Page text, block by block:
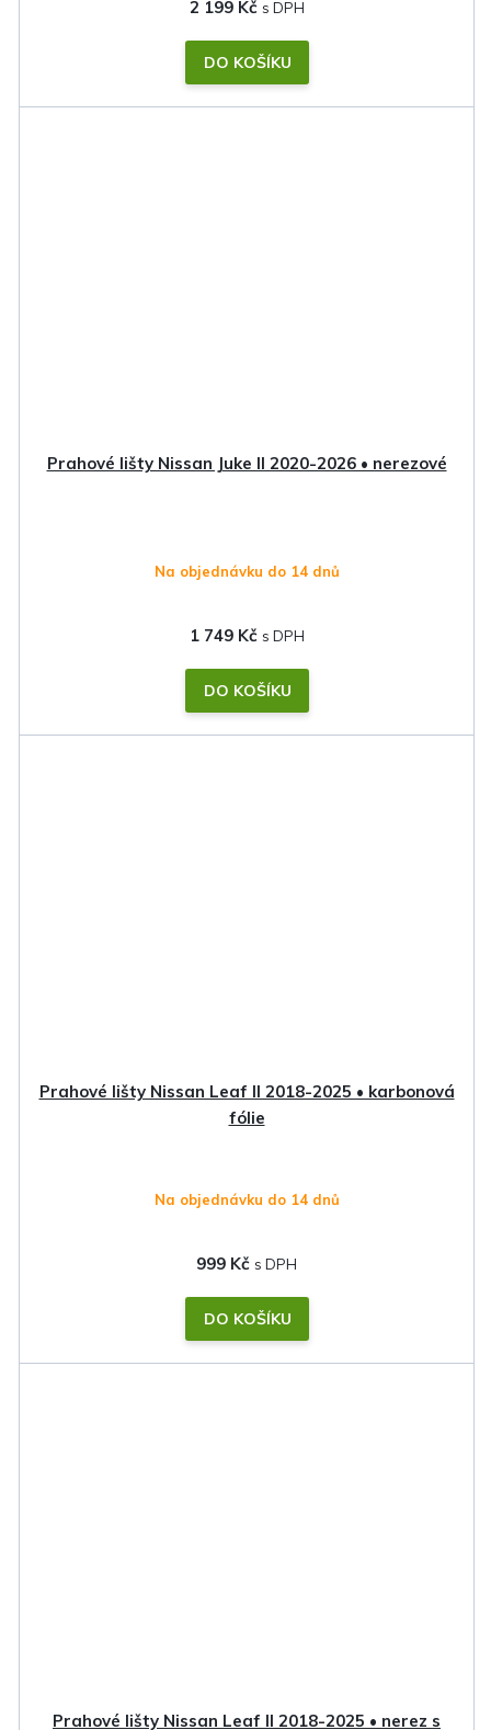
2 199 Kč
DO KOŠÍKU
Prahové lišty Nissan Juke II 2020-2026 • nerezové
Na objednávku do 14 dnů
1 749 Kč
DO KOŠÍKU
Prahové lišty Nissan Leaf II 2018-2025 • karbonová
fólie
Na objednávku do 14 dnů
999 Kč
DO KOŠÍKU
Prahové lišty Nissan Leaf II 2018-2025 • nerez s